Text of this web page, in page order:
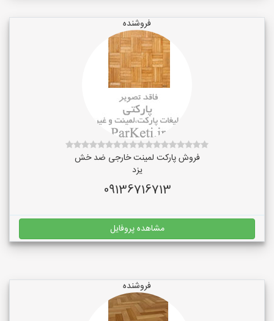
فروشنده
فروش پارکت لمینت خارجی ضد خش
یزد
09136716713
مشاهده پروفایل
فروشنده